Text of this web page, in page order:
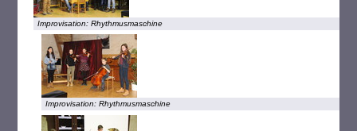
Improvisation: Rhythmusmaschine
Improvisation: Rhythmusmaschine